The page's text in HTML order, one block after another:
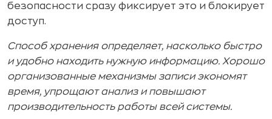
безопасности сразу фиксирует это и блокирует
доступ.
Способ хранения определяет, насколько быстро
и удобно находить нужную информацию. Хорошо
организованные механизмы записи экономят
время, упрощают анализ и повышают
производительность работы всей системы.